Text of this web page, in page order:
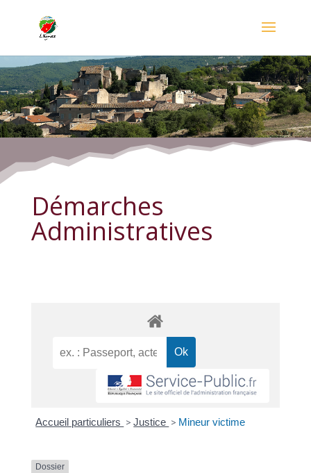
Démarches Administratives
Démarches
Administratives
Accueil particuliers > Justice > Mineur victime
Dossier